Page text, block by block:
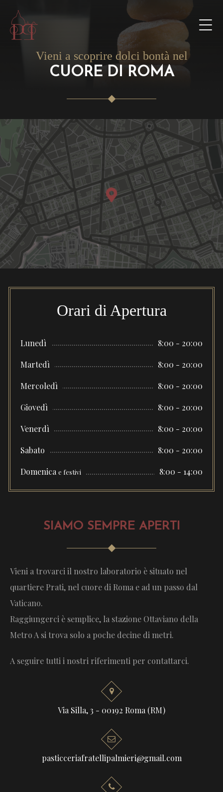
Vieni a scoprire dolci bontà nel
CUORE DI ROMA
Orari di Apertura
Lunedì 8:00 - 20:00
Martedì 8:00 - 20:00
Mercoledì 8:00 - 20:00
Giovedì 8:00 - 20:00
Venerdì 8:00 - 20:00
Sabato 8:00 - 20:00
Domenica e festivi 8:00 - 14:00
SIAMO SEMPRE APERTI
Vieni a trovarci il nostro laboratorio è situato nel
quartiere Prati, nel cuore di Roma e ad un passo dal
Vaticano.
Raggiungerci è semplice, la stazione Ottaviano della
Metro A si trova solo a poche decine di metri.
A seguire tutti i nostri riferimenti per contattarci.
Via Silla, 3 - 00192 Roma (RM)
pasticceriafratellipalmieri@gmail.com